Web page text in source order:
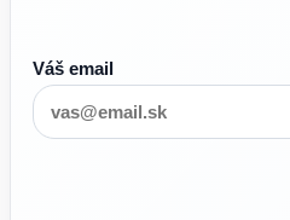
Váš email